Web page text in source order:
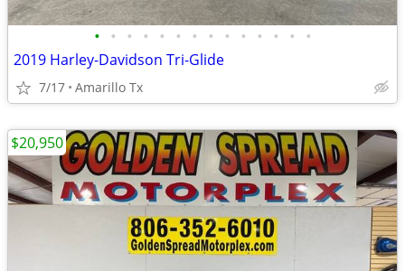
• • • • • • • • • • • • • •
2019 Harley-Davidson Tri-Glide
7/17 Amarillo Tx
$20,950